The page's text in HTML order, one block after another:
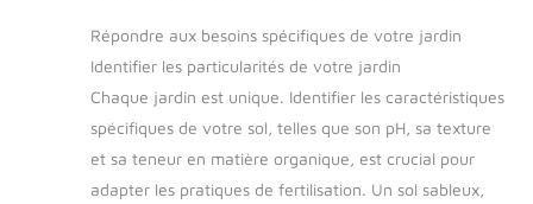
Répondre aux besoins spécifiques de votre jardin
Identifier les particularités de votre jardin
Chaque jardin est unique. Identifier les caractéristiques
spécifiques de votre sol, telles que son pH, sa texture
et sa teneur en matière organique, est crucial pour
adapter les pratiques de fertilisation. Un sol sableux,